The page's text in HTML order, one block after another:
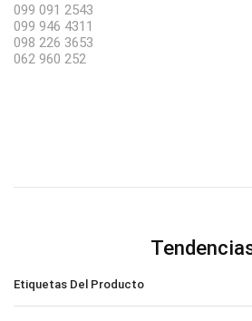
099 091 2543
099 946 4311
098 226 3653
062 960 252
Etiquetas Del Producto